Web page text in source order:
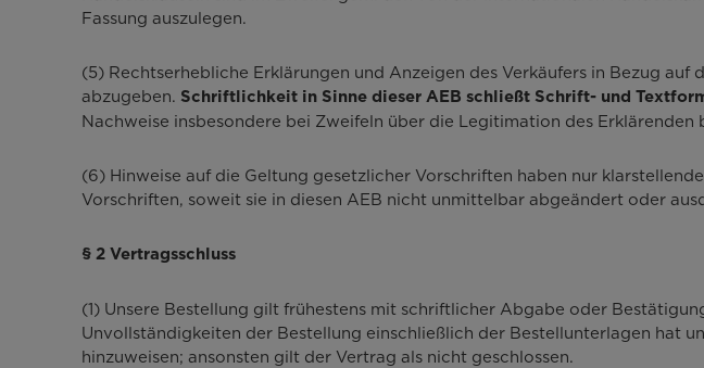
Fassung auszulegen.
(5) Rechtserhebliche Erklärungen und Anzeigen des Verkäufers in Bezug
abzugeben. Schriftlichkeit in Sinne dieser AEB schließt Schrift- und
Nachweise insbesondere bei Zweifeln über die Legitimation des Erklärenden
(6) Hinweise auf die Geltung gesetzlicher Vorschriften haben nur
Vorschriften, soweit sie in diesen AEB nicht unmittelbar abgeändert oder
§ 2 Vertragsschluss
(1) Unsere Bestellung gilt frühestens mit schriftlicher Abgabe oder
Unvollständigkeiten der Bestellung einschließlich der Bestellunterlagen hat
hinzuweisen; ansonsten gilt der Vertrag als nicht geschlossen.